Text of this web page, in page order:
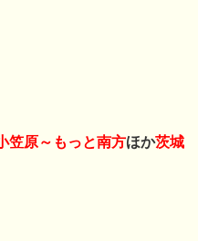
笠原～もっと南方ほか茨城